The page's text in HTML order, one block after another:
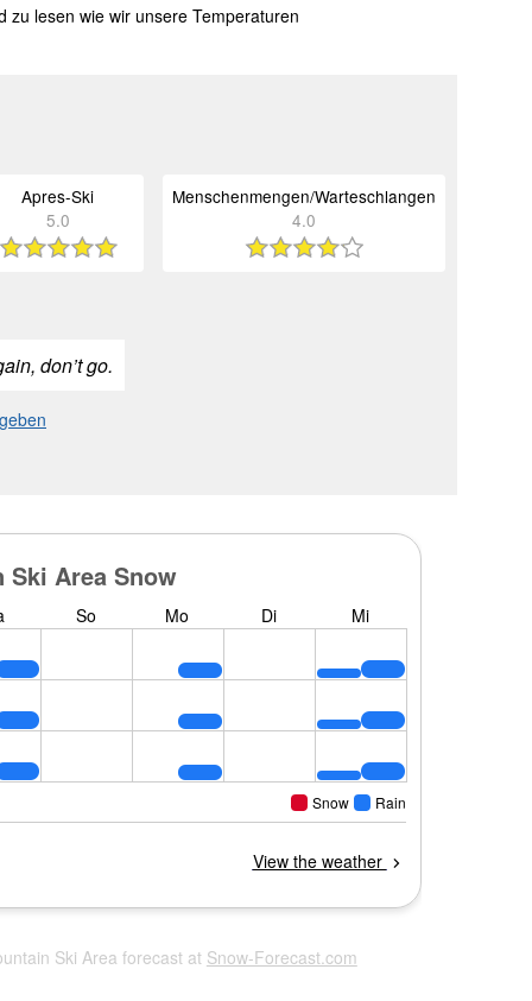
lesen wie wir unsere Temperaturen
Apres-Ski
5.0
Menschenmengen/Warteschlangen
4.0
don’t go.
Ski Area forecast at Snow-Forecast.com